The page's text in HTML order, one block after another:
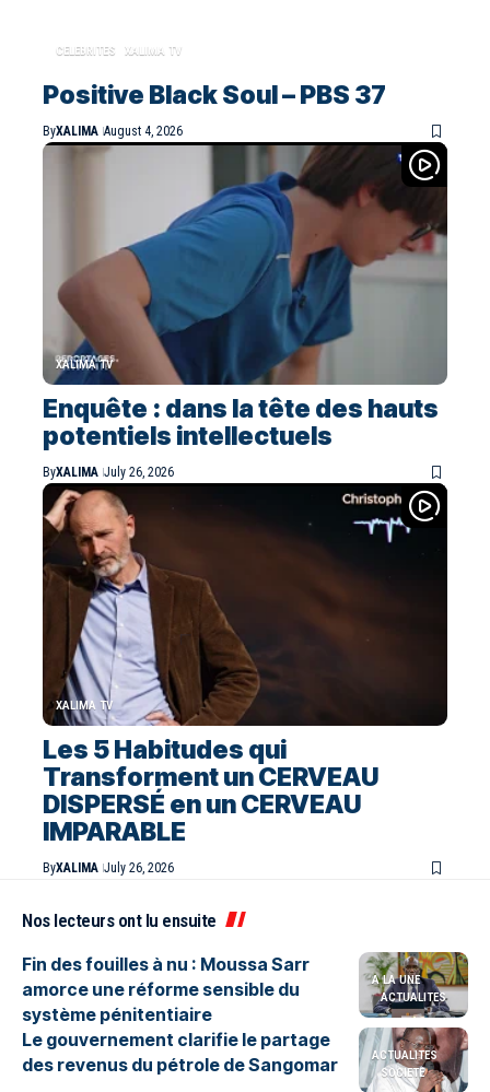
CELEBRITES XALIMA TV
Positive Black Soul – PBS 37
ByXALIMA August 4, 2026
XALIMA TV
Enquête : dans la tête des hauts
potentiels intellectuels
ByXALIMA July 26, 2026
XALIMA TV
Les 5 Habitudes qui
Transforment un CERVEAU
DISPERSÉ en un CERVEAU
IMPARABLE
ByXALIMA July 26, 2026
Nos lecteurs ont lu ensuite
A LA UNE
ACTUALITES
Fin des fouilles à nu : Moussa Sarr
amorce une réforme sensible du
système pénitentiaire
ACTUALITES
SOCIETE
Le gouvernement clarifie le partage
des revenus du pétrole de Sangomar